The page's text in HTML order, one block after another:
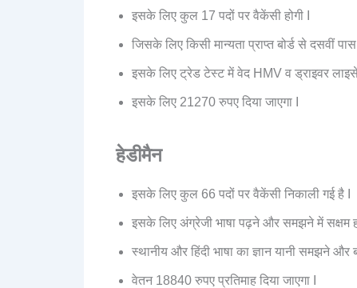
इसके लिए कुल 17 पदों पर वैकेंसी होगी I
जिसके लिए किसी मान्यता प्राप्त बोर्ड से दसवीं पास
इसके लिए ट्रेड टेस्ट में वेद HMV व ड्राइवर
इसके लिए 21270 रुपए दिया जाएगा I
हेडीमैन
इसके लिए कुल 66 पदों पर वैकेंसी निकाली गई है I
इसके लिए अंग्रेजी भाषा पढ़ने और समझने में सक्षम
स्थानीय और हिंदी भाषा का ज्ञान यानी समझने और
वेतन 18840 रुपए प्रतिमाह दिया जाएगा I